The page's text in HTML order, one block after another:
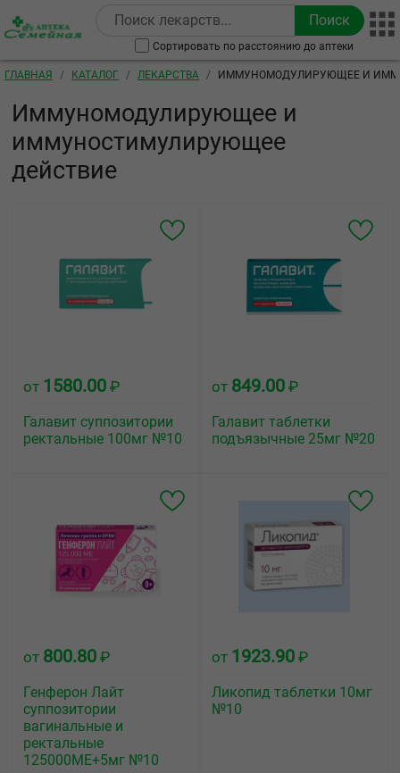
Сортировать по расстоянию до аптеки
Строка навигации
ГЛАВНАЯ КАТАЛОГ ЛЕКАРСТВА ИММУНОМОДУЛИРУЮЩЕЕ И
Иммуномодулирующее и
иммуностимулирующее
действие
от 1580.00 ₽
Галавит суппозитории
ректальные 100мг №10
от 849.00 ₽
Галавит таблетки
подъязычные 25мг №20
от 800.80 ₽
Генферон Лайт
суппозитории
вагинальные и
ректальные
125000МЕ+5мг №10
от 1923.90 ₽
Ликопид таблетки 10мг
№10